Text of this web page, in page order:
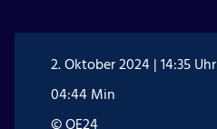
2. Oktober 2024 | 14:35 Uhr
04:44 Min